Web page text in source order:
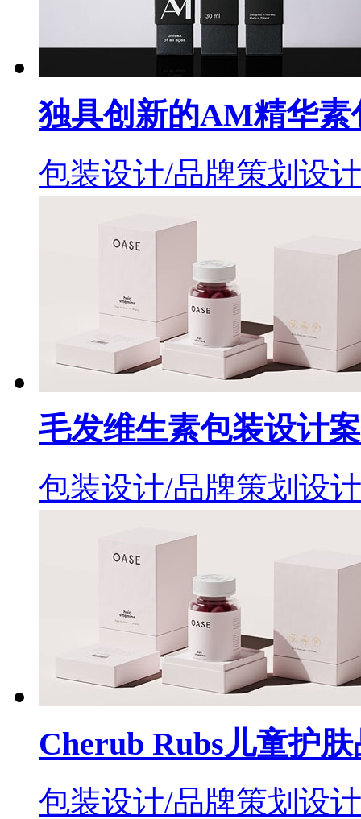
独具创新的AM精华素
包装设计/品牌策划设
毛发维生素包装设计
包装设计/品牌策划设
Cherub Rubs儿童护
包装设计/品牌策划设